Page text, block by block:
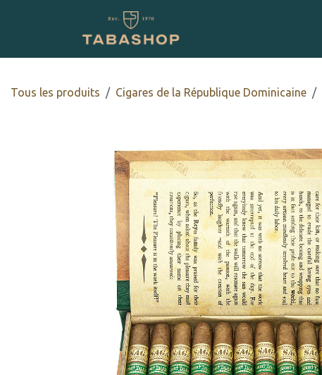
Tous les produits Cigares de la République Dominicaine